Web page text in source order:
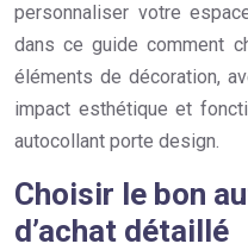
personnaliser votre
dans ce guide comment
éléments de décoration,
impact esthétique et
autocollant porte design.
Choisir le bon
d’achat détaillé